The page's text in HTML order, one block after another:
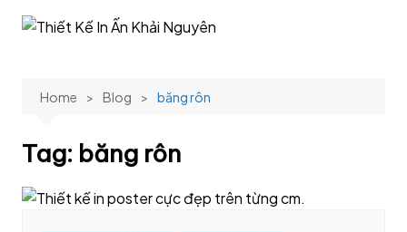
Home Blog băng rôn
Tag: băng rôn